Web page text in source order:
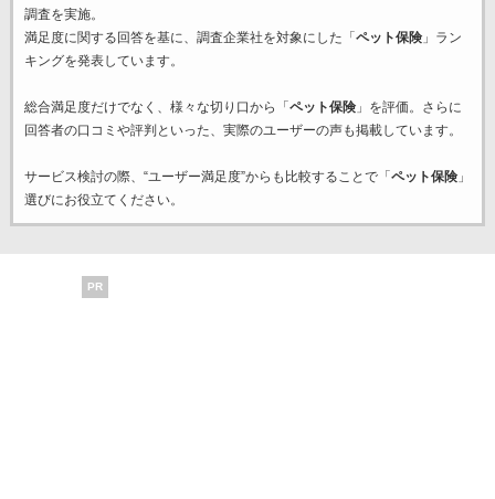
調査を実施。
満足度に関する回答を基に、調査企業社を対象にした「 ペット保険」ラン
キングを発表しています。
総合満足度だけでなく、様々な切り口から「 ペット保険」を評価。さらに
回答者の口コミや評判といった、実際のユーザーの声も掲載しています。
サービス検討の際、“ユーザー満足度”からも比較することで「 ペット保険」
選びにお役立てください。
PR